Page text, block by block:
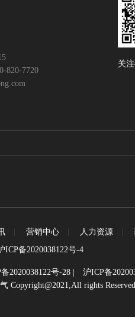
820-7720
关
营销中心 人力资源
ICP备2020038122号-4
2020038122号-28| 沪ICP备
Copyright@2021,All rights Reserved